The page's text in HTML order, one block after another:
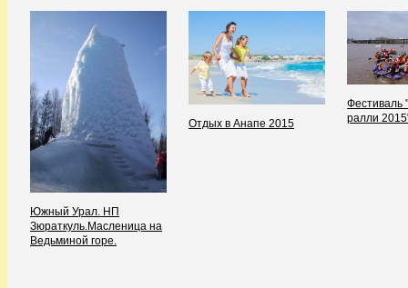
Южный Урал. НП
Зюраткуль.Масленица на
Ведьминой горе.
Отдых в Анапе 2015
Фестиваль
ралли